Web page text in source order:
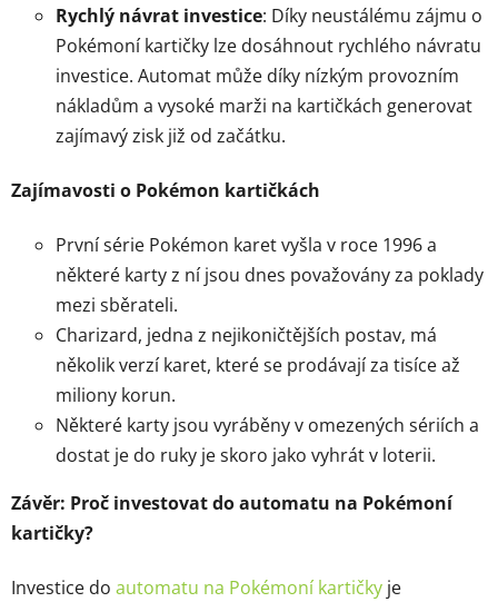
Rychlý návrat investice: Díky neustálému zájmu o
Pokémoní kartičky lze dosáhnout rychlého návratu
investice. Automat může díky nízkým provozním
nákladům a vysoké marži na kartičkách generovat
zajímavý zisk již od začátku.
Zajímavosti o Pokémon kartičkách
První série Pokémon karet vyšla v roce 1996 a
některé karty z ní jsou dnes považovány za poklady
mezi sběrateli.
Charizard, jedna z nejikoničtějších postav, má
několik verzí karet, které se prodávají za tisíce až
miliony korun.
Některé karty jsou vyráběny v omezených sériích a
dostat je do ruky je skoro jako vyhrát v loterii.
Závěr: Proč investovat do automatu na Pokémoní
kartičky?
Investice do automatu na Pokémoní kartičky je